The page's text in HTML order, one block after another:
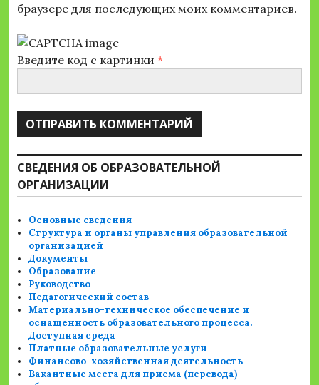
браузере для последующих моих комментариев.
Введите код с картинки *
СВЕДЕНИЯ ОБ ОБРАЗОВАТЕЛЬНОЙ
ОРГАНИЗАЦИИ
Основные сведения
Структура и органы управления образовательной
организацией
Документы
Образование
Руководство
Педагогический состав
Материально-техническое обеспечение и
оснащенность образовательного процесса.
Доступная среда
Платные образовательные услуги
Финансово-хозяйственная деятельность
Вакантные места для приема (перевода)